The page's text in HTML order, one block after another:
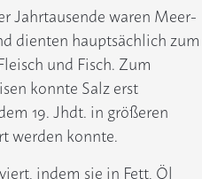
Jahrtausende waren Meer-
dienten hauptsächlich zum
und Fisch. Zum
konnte Salz erst
19. Jhdt. in größeren
werden konnte.
indem sie in Fett, Öl